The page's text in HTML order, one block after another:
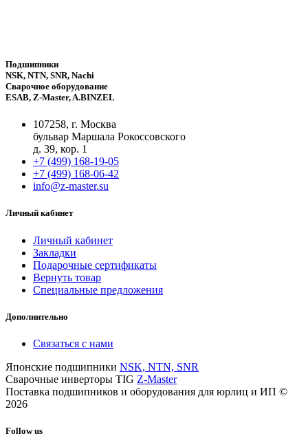
Подшипники
NSK, NTN, SNR, Nachi
Сварочное оборудование
ESAB, Z-Master, A.BINZEL
107258, г. Москва
бульвар Маршала Рокоссовского
д. 39, кор. 1
+7 (499) 168-19-05
+7 (499) 168-06-42
info@z-master.su
Личный кабинет
Личный кабинет
Закладки
Подарочные сертификаты
Вернуть товар
Специальные предложения
Дополнительно
Связаться с нами
Японские подшипники NSK, NTN, SNR
Сварочные инверторы TIG Z-Master
Поставка подшипников и оборудования для юрлиц и ИП ©
2026
Follow us